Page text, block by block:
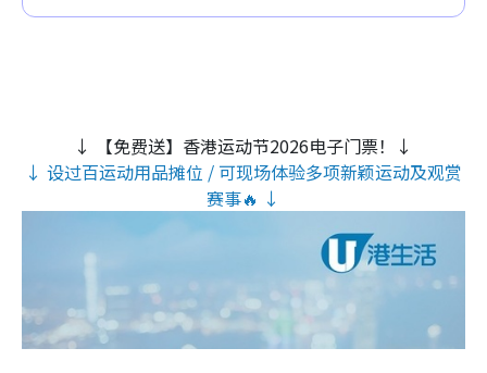
↓ 【免费送】香港运动节2026电子门票！↓
↓ 设过百运动用品摊位 / 可现场体验多项新颖运动及观赏
赛事🔥 ↓